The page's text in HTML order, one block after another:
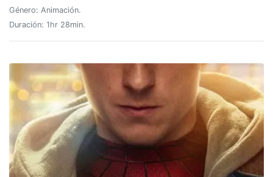
Género: Animación.
Duración: 1hr 28min.